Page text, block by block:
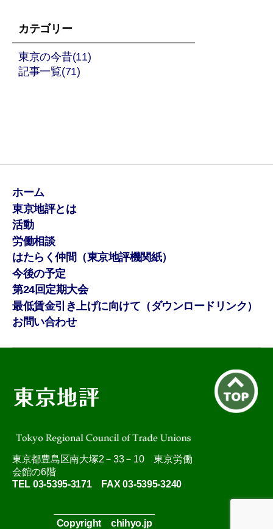
カテゴリー
東京の今昔(11)
記事一覧(71)
ホーム
東京地評とは
活動
労働相談
はたらく仲間（東京地評機関紙）
今後の予定
第24回定期大会
最低賃金引き上げに向けて（ダウンロードリンク）
お問い合わせ
東京都豊島区南大塚2－33－10 東京労働
会館の6階
TEL 03-5395-3171 FAX 03-5395-3240
Copyright chihyo.jp